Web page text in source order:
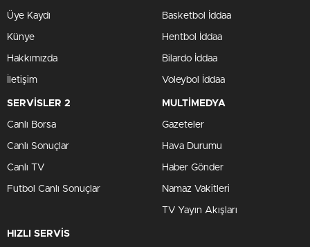
Üye Kaydı
Künye
Hakkımızda
İletişim
Basketbol İddaa
Hentbol İddaa
Bilardo İddaa
Voleybol İddaa
SERVİSLER 2
Canlı Borsa
Canlı Sonuçlar
Canlı TV
Futbol Canlı Sonuçlar
MULTİMEDYA
Gazeteler
Hava Durumu
Haber Gönder
Namaz Vakitleri
TV Yayın Akışları
HIZLI SERVİS